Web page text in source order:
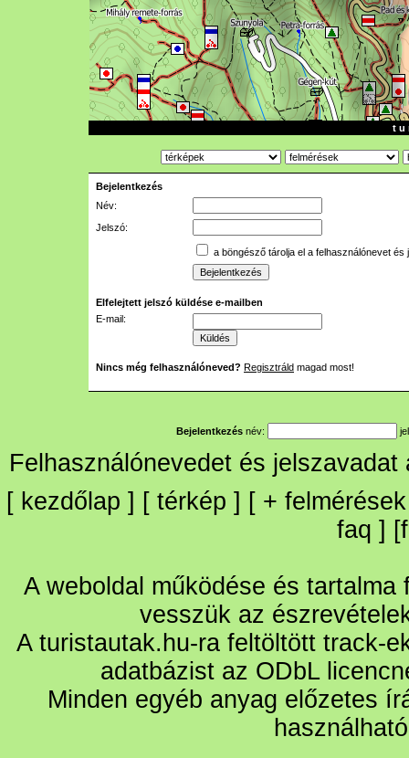
t u
Bejelentkezés
Név:
Jelszó:
a böngésző tárolja el a felhasználónevet és
Elfelejtett jelszó küldése e-mailben
E-mail:
Nincs még felhasználóneved? Regisztráld magad most!
Bejelentkezés név:
Felhasználónevedet és
[ kezdőlap ] [ térkép ] [ + felmérések
faq ] [
A weboldal működése és
vesszük az
A turistautak.hu-ra feltöltött track-
adatbázist az ODbL
Minden egyéb anyag előzetes